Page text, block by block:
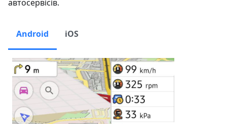
автосервісів.
Android iOS